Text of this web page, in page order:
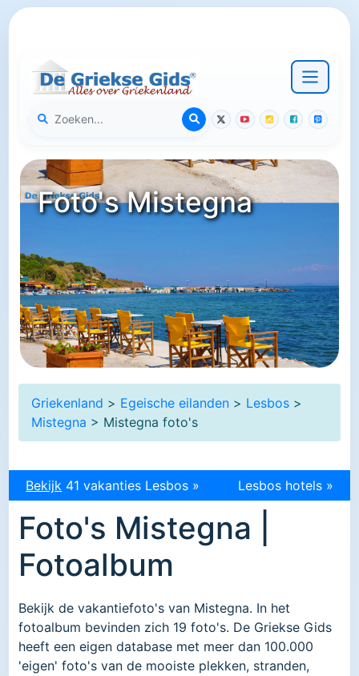
Foto's Mistegna
Griekenland > Egeische eilanden > Lesbos >
Mistegna > Mistegna foto's
Bekijk 41 vakanties Lesbos » Lesbos hotels »
Foto's Mistegna |
Fotoalbum
Bekijk de vakantiefoto's van Mistegna. In het
fotoalbum bevinden zich 19 foto's. De Griekse Gids
heeft een eigen database met meer dan 100.000
'eigen' foto's van de mooiste plekken, stranden,